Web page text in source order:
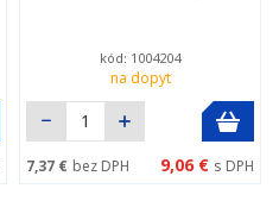
kód: 1004204
na dopyt
7,37 € bez DPH 9,06 € s DPH